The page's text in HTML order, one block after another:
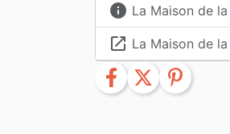
info La Maison de
launch La Maison de
facebook twitter pinterest